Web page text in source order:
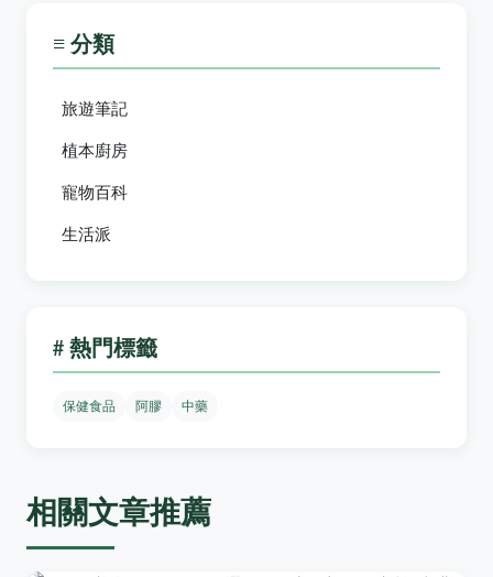
≡ 分類
旅遊筆記
植本廚房
寵物百科
生活派
# 熱門標籤
保健食品 阿膠 中藥
相關文章推薦